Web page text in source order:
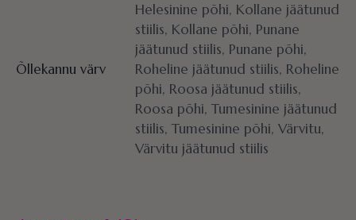
Õllekannu värv
Helesinine põhi, Kollane jäätunud
stiilis, Kollane põhi, Punane
jäätunud stiilis, Punane põhi,
Roheline jäätunud stiilis, Roheline
põhi, Roosa jäätunud stiilis,
Roosa põhi, Tumesinine jäätunud
stiilis, Tumesinine põhi, Värvitu,
Värvitu jäätunud stiilis